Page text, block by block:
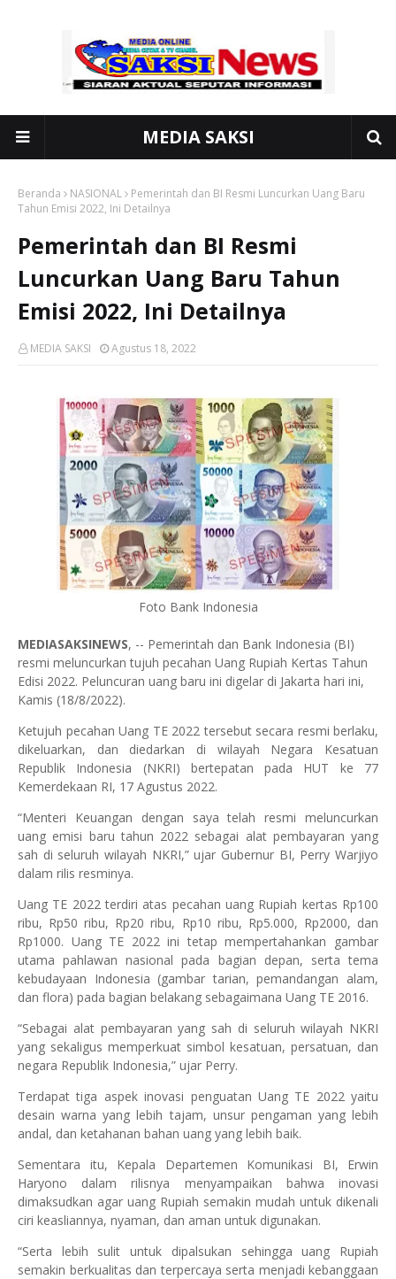
MEDIA SAKSI
Beranda NASIONAL
Pemerintah dan BI Resmi Luncurkan Uang Baru
Tahun Emisi 2022, Ini Detailnya
Pemerintah dan BI Resmi
Luncurkan Uang Baru Tahun
Emisi 2022, Ini Detailnya
MEDIA SAKSI Agustus 18, 2022
Foto Bank Indonesia
MEDIASAKSINEWS, -- Pemerintah dan Bank Indonesia (BI)
resmi meluncurkan tujuh pecahan Uang Rupiah Kertas Tahun
Edisi 2022. Peluncuran uang baru ini digelar di Jakarta hari ini,
Kamis (18/8/2022).
Ketujuh pecahan Uang TE 2022 tersebut secara resmi berlaku,
dikeluarkan, dan diedarkan di wilayah Negara Kesatuan
Republik Indonesia (NKRI) bertepatan pada HUT ke 77
Kemerdekaan RI, 17 Agustus 2022.
“Menteri Keuangan dengan saya telah resmi meluncurkan
uang emisi baru tahun 2022 sebagai alat pembayaran yang
sah di seluruh wilayah NKRI,” ujar Gubernur BI, Perry Warjiyo
dalam rilis resminya.
Uang TE 2022 terdiri atas pecahan uang Rupiah kertas Rp100
ribu, Rp50 ribu, Rp20 ribu, Rp10 ribu, Rp5.000, Rp2000, dan
Rp1000. Uang TE 2022 ini tetap mempertahankan gambar
utama pahlawan nasional pada bagian depan, serta tema
kebudayaan Indonesia (gambar tarian, pemandangan alam,
dan flora) pada bagian belakang sebagaimana Uang TE 2016.
“Sebagai alat pembayaran yang sah di seluruh wilayah NKRI
yang sekaligus memperkuat simbol kesatuan, persatuan, dan
negara Republik Indonesia,” ujar Perry.
Terdapat tiga aspek inovasi penguatan Uang TE 2022 yaitu
desain warna yang lebih tajam, unsur pengaman yang lebih
andal, dan ketahanan bahan uang yang lebih baik.
Sementara itu, Kepala Departemen Komunikasi BI, Erwin
Haryono dalam rilisnya menyampaikan bahwa inovasi
dimaksudkan agar uang Rupiah semakin mudah untuk dikenali
ciri keasliannya, nyaman, dan aman untuk digunakan.
“Serta lebih sulit untuk dipalsukan sehingga uang Rupiah
semakin berkualitas dan terpercaya serta menjadi kebanggaan